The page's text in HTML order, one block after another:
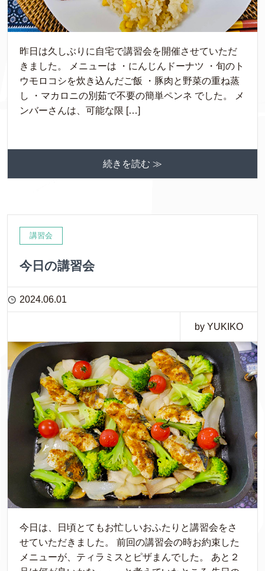
昨日は久しぶりに自宅で講習会を開催させていただ
きました。 メニューは ・にんじんドーナツ ・旬のト
ウモロコシを炊き込んだご飯 ・豚肉と野菜の重ね蒸
し ・マカロニの別茹で不要の簡単ペンネ でした。 メ
ンバーさんは、可能な限 […]
続きを読む ≫
講習会
今日の講習会
2024.06.01
by YUKIKO
今日は、日頃とてもお忙しいおふたりと講習会をさ
せていただきました。 前回の講習会の時お約束した
メニューが、ティラミスとピザまんでした。 あと２